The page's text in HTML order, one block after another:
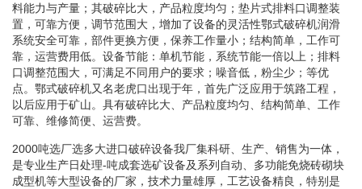
料能力与产量；其破碎比大，产品粒度均匀；垫片式排料口调整装
置，可靠方便，调节范围大，增加了设备的灵活性鄂式破碎机润滑
系统安全可靠，部件更换方便，保养工作量小；结构简单，工作可
靠，运营费用低。设备节能：单机节能，系统节能一倍以上；排料
口调整范围大，可满足不同用户的要求；噪音低，粉尘少；等优
点。鄂式破碎机又名老虎口出现于年，首先广泛应用于筑路工程，
以后应用于矿山。具有破碎比大、产品粒度均匀、结构简单、工作
可靠、维修简便、运营费。
2000吨选厂选多大进口破碎设备我厂集科研、生产、销售为一体，
是专业生产日处理-吨成套选矿设备及系列自动、多功能免烧砖砌块
成型机等大型设备的厂家，技术力量雄厚，工艺设备精良，特别是